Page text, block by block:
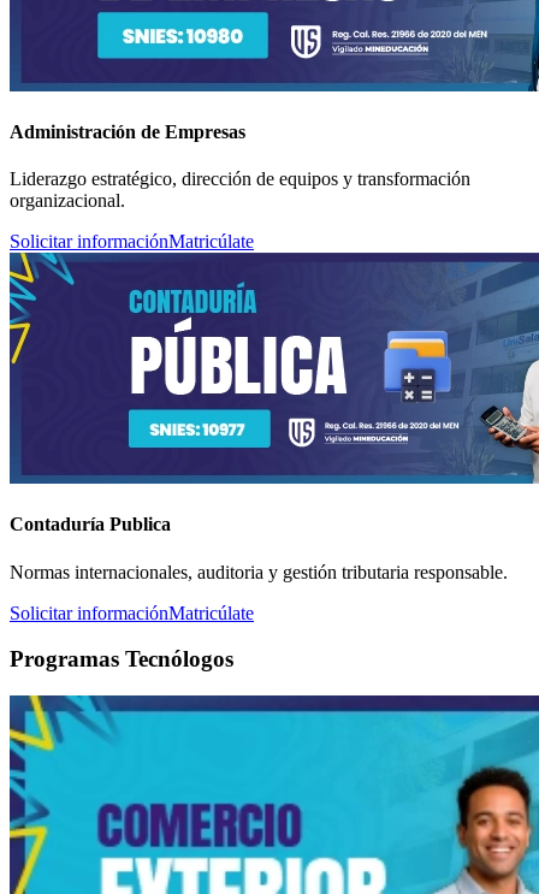
Administración de Empresas
Liderazgo estratégico, dirección de equipos y transformación
organizacional.
Solicitar informaciónMatricúlate
Contaduría Publica
Normas internacionales, auditoria y gestión tributaria responsable.
Solicitar informaciónMatricúlate
Programas Tecnólogos